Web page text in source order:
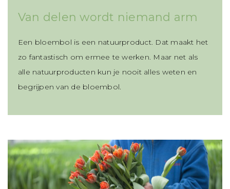
Van delen wordt niemand arm
Een bloembol is een natuurproduct. Dat maakt het
zo fantastisch om ermee te werken. Maar net als
alle natuurproducten kun je nooit alles weten en
begrijpen van de bloembol.